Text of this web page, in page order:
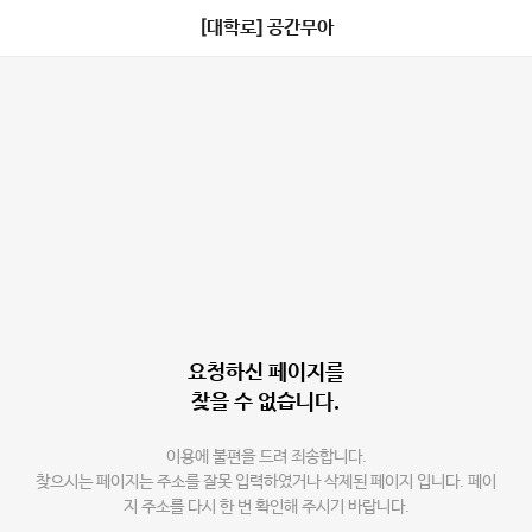
[대학로] 공간무아
요청하신 페이지를
찾을 수 없습니다.
이용에 불편을 드려 죄송합니다.
찾으시는 페이지는 주소를 잘못 입력하였거나 삭제된 페이지 입니다. 페이
지 주소를 다시 한 번 확인해 주시기 바랍니다.